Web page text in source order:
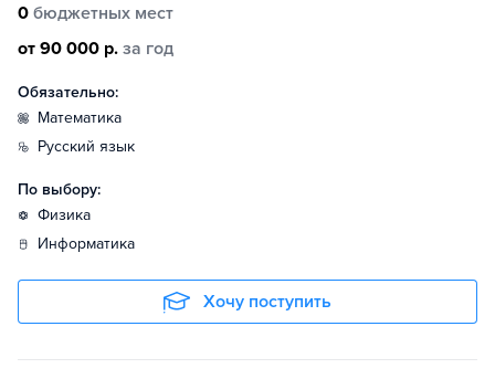
0 бюджетных мест
от 90 000 р. за год
Обязательно:
математика
русский язык
По выбору:
физика
информатика
Хочу поступить